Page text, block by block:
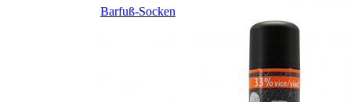
Barfuß-Socken